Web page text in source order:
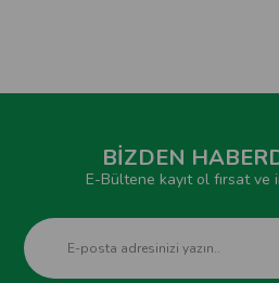
BİZDEN
E-Bültene kayıt ol fırsat ve